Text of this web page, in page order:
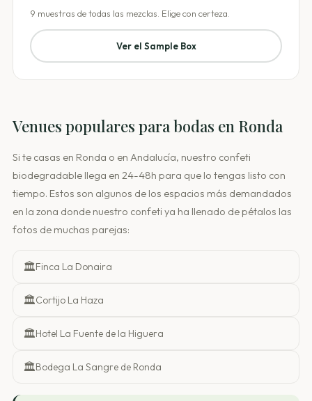
Venues populares para bodas en Ronda
Si te casas en Ronda o en Andalucía, nuestro confeti
biodegradable llega en 24-48h para que lo tengas listo con
tiempo. Estos son algunos de los espacios más demandados
en la zona donde nuestro confeti ya ha llenado de pétalos las
fotos de muchas parejas:
🏛️Finca La Donaira
🏛️Cortijo La Haza
🏛️Hotel La Fuente de la Higuera
🏛️Bodega La Sangre de Ronda
9 muestras de todas las mezclas. Elige con certeza.
Ver el Sample Box